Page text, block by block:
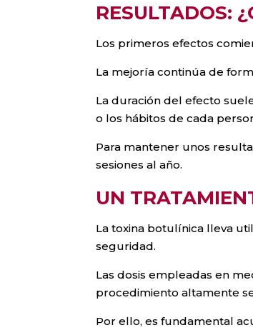
RESULTADOS:
Los primeros efectos
La mejoría continúa de
La duración del efecto
o los hábitos de cada
Para mantener unos
sesiones al año.
UN
La toxina botulínica lleva
seguridad.
Las dosis empleadas en
procedimiento altamente
Por ello, es fundamental